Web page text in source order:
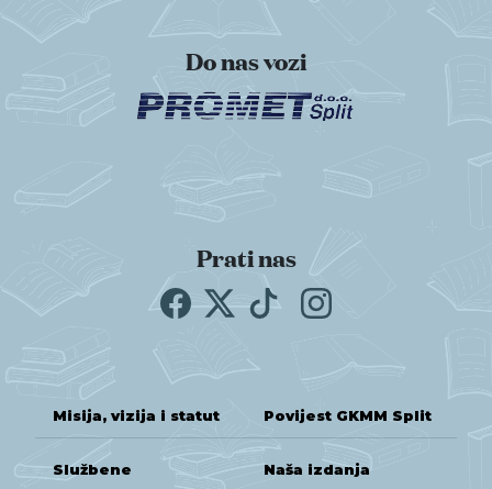
Do nas vozi
Prati nas
Misija, vizija i statut Povijest GKMM Split
Službene
Naša izdanja